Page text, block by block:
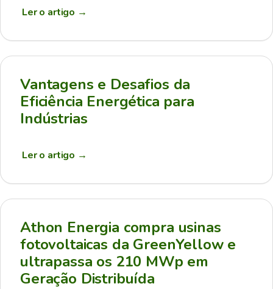
Ler o artigo →
Vantagens e Desafios da
Eficiência Energética para
Indústrias
Ler o artigo →
Athon Energia compra usinas
fotovoltaicas da GreenYellow e
ultrapassa os 210 MWp em
Geração Distribuída